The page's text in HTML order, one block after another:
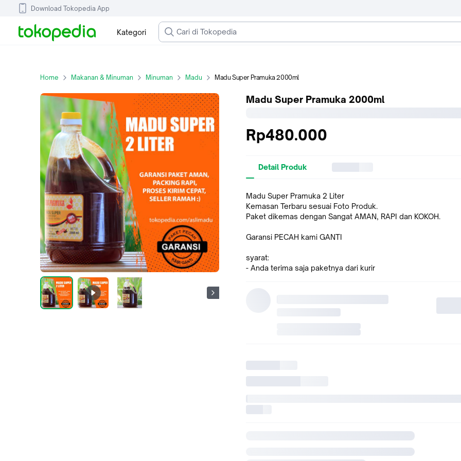
Download Tokopedia App
Kategori
Home Makanan & Minuman Minuman Madu Madu Super Pramuka 2000ml
Madu Super Pramuka 2000ml
Rp480.000
Detail Produk
Madu Super Pramuka 2 Liter
Kemasan Terbaru sesuai Foto Produk.
Paket dikemas dengan Sangat AMAN, RAPI dan KOKOH.
Garansi PECAH kami GANTI
syarat:
- Anda terima saja paketnya dari kurir
- kami akan kirim ulang paket penggantinya
- Garansi ini TIDAK BERLAKU bila anda sudah terlanjur
Madu Super Pramuka adalah salah satu produk dari Madu
yang merupakan campuran dari tiga macam produk lebah
Sangat bermanfaat untuk :
1. Meningkatkan daya tahan tubuh